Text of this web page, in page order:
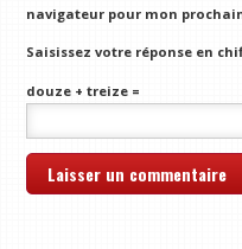
navigateur pour mon
Saisissez votre réponse en
douze + treize =